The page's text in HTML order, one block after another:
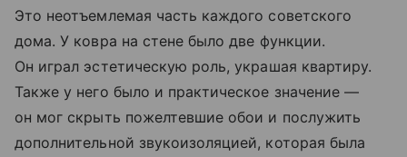
Это неотъемлемая часть каждого советского
дома. У ковра на стене было две функции.
Он играл эстетическую роль, украшая квартиру.
Также у него было и практическое значение —
он мог скрыть пожелтевшие обои и послужить
дополнительной звукоизоляцией, которая была